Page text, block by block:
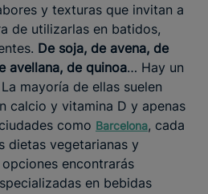
y texturas que invitan a
de utilizarlas en batidos,
De soja, de avena, de
avellana, de quinoa… Hay un
mayoría de ellas suelen
calcio y vitamina D y apenas
como Barcelona, cada
dietas vegetarianas y
encontrarás
en bebidas